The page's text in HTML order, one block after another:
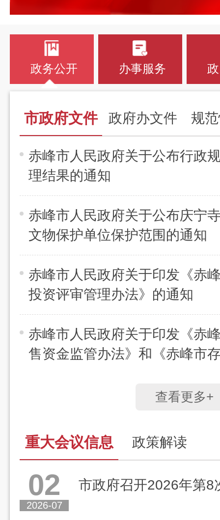
政务公开 办事服务
市政府文件 政府办文件 规
赤峰市人民政府关于公布行政
理结果的通知
赤峰市人民政府关于公布庆宁
文物保护单位保护范围的通知
赤峰市人民政府关于印发《赤
投资评审管理办法》的通知
赤峰市人民政府关于印发《赤
售资金监管办法》和《赤峰市
查看更多+
重大会议信息 政策解读
02
2026-07
市政府召开2026年第